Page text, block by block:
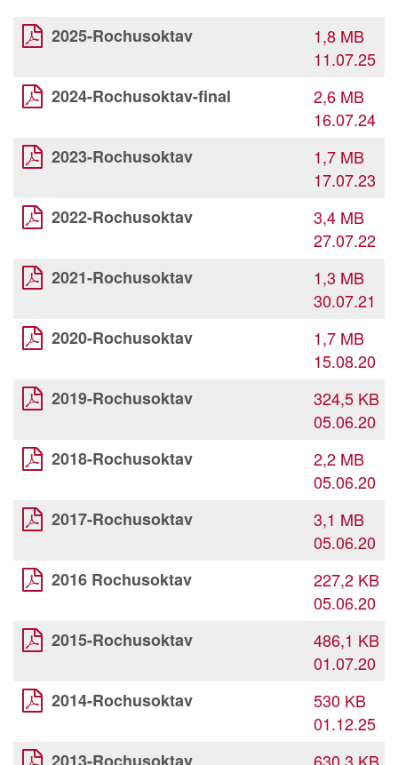
2025-Rochusoktav
1,8 MB
11.07.25
2024-Rochusoktav-final
2,6 MB
16.07.24
2023-Rochusoktav
1,7 MB
17.07.23
2022-Rochusoktav
3,4 MB
27.07.22
2021-Rochusoktav
1,3 MB
30.07.21
2020-Rochusoktav
1,7 MB
15.08.20
2019-Rochusoktav
324,5 KB
05.06.20
2018-Rochusoktav
2,2 MB
05.06.20
2017-Rochusoktav
3,1 MB
05.06.20
2016 Rochusoktav
227,2 KB
05.06.20
2015-Rochusoktav
486,1 KB
01.07.20
2014-Rochusoktav
530 KB
01.12.25